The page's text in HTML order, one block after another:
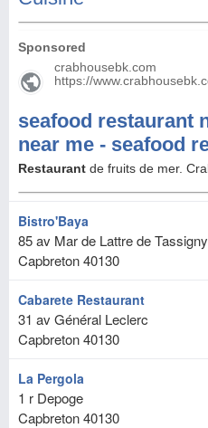
Bistro'Baya
85 av Mar de Lattre de Tassigny
Capbreton40130
Cabarete Restaurant
31 av Général Leclerc
Capbreton40130
La Pergola
1 r Depoge
Capbreton40130